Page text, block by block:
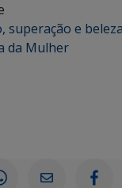
superação e
da Mulher